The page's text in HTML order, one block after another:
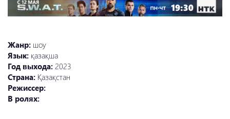
Жанр: шоу
Язык: қазақша
Год выхода: 2023
Страна: Қазақстан
Режиссер:
В ролях: